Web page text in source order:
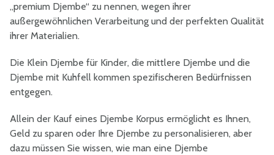
„premium Djembe“ zu nennen, wegen ihrer
außergewöhnlichen Verarbeitung und der perfekten Qualität
ihrer Materialien.
Die Klein Djembe für Kinder, die mittlere Djembe und die
Djembe mit Kuhfell kommen spezifischeren Bedürfnissen
entgegen.
Allein der Kauf eines Djembe Korpus ermöglicht es Ihnen,
Geld zu sparen oder Ihre Djembe zu personalisieren, aber
dazu müssen Sie wissen, wie man eine Djembe